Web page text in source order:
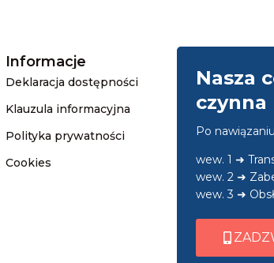
Informacje
Deklaracja dostępności
Klauzula informacyjna
Polityka prywatności
Cookies
Nasza
czynna
Po
wew. 1 ➜
wew. 2 ➜
wew. 3 ➜